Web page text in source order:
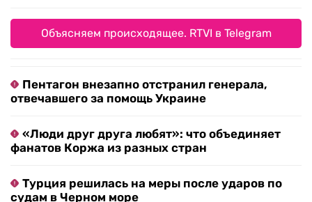
Объясняем происходящее. RTVI в Telegram
Пентагон внезапно отстранил генерала,
отвечавшего за помощь Украине
«Люди друг друга любят»: что объединяет
фанатов Коржа из разных стран
Турция решилась на меры после ударов по
судам в Черном море